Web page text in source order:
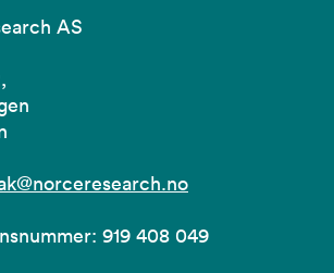
AS
919 408 049